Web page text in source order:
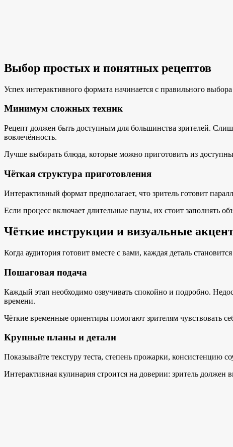
Выбор простых и понятных рецептов
Успех интерактивного формата начинается с правильного
Минимум сложных техник
Рецепт должен быть доступным для большинства зрителей.
вовлечённость.
Лучше выбирать блюда, которые можно приготовить из
Чёткая структура приготовления
Интерактивный формат предполагает, что зритель готовит
Если процесс включает длительные паузы, их стоит заполнять
Чёткие инструкции и визуальные
Когда аудитория готовит вместе с вами, каждая деталь
Пошаговая подача
Каждый этап необходимо озвучивать спокойно и подробно.
времени.
Чёткие временные ориентиры помогают зрителям чувствовать
Крупные планы и детали
Показывайте текстуру теста, степень прожарки, консистенцию
Интерактивная кулинария строится на доверии: зритель должен